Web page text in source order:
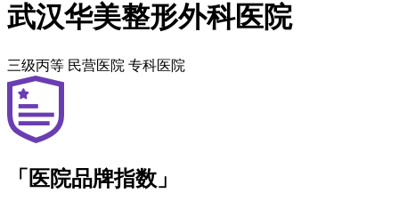
武汉华美整形外科医院
三级丙等 民营医院 专科医院
「医院品牌指数」